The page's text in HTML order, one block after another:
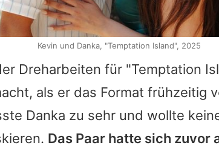
Dreharbeiten für "Temptation
als er das Format frühzeitig
Danka zu sehr und wollte
Das Paar hatte sich zuvor
Kevin und Danka, "Temptation Island", 2025